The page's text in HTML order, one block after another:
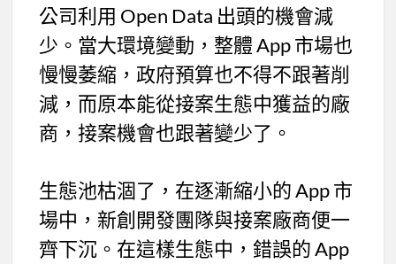
公司利用 Open Data 出頭的機會減
少。當大環境變動，整體 App 市場也
慢慢萎縮，政府預算也不得不跟著削
減，而原本能從接案生態中獲益的廠
商，接案機會也跟著變少了。
生態池枯涸了，在逐漸縮小的 App 市
場中，新創開發團隊與接案廠商便一
齊下沉。在這樣生態中，錯誤的 App